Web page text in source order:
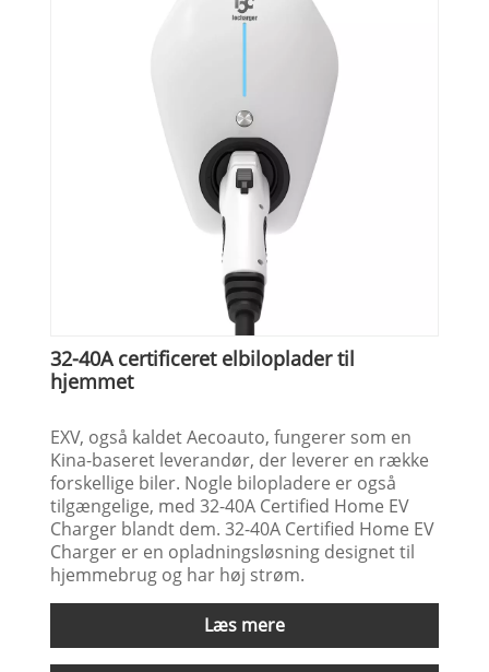
32-40A certificeret elbiloplader til
hjemmet
EXV, også kaldet Aecoauto, fungerer som en
Kina-baseret leverandør, der leverer en række
forskellige biler. Nogle bilopladere er også
tilgængelige, med 32-40A Certified Home EV
Charger blandt dem. 32-40A Certified Home EV
Charger er en opladningsløsning designet til
hjemmebrug og har høj strøm.
Læs mere